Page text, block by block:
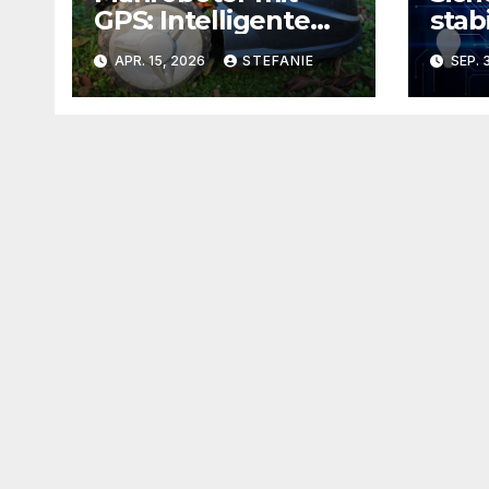
GPS: Intelligente
Rasenpflege ohne
Kabel
APR. 15, 2026 STEFANIE
das
SEP.